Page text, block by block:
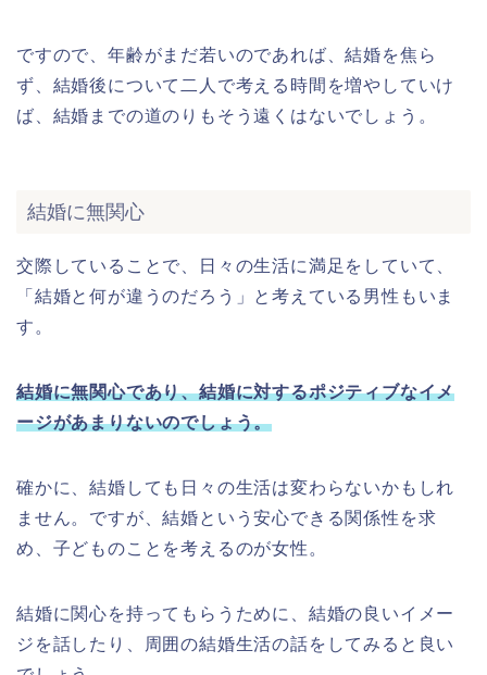
ですので、年齢がまだ若いのであれば、結婚を焦ら
ず、結婚後について二人で考える時間を増やしていけ
ば、結婚までの道のりもそう遠くはないでしょう。
結婚に無関心
交際していることで、日々の生活に満足をしていて、
「結婚と何が違うのだろう」と考えている男性もいま
す。
結婚に無関心であり、結婚に対するポジティブなイメ
ージがあまりないのでしょう。
確かに、結婚しても日々の生活は変わらないかもしれ
ません。ですが、結婚という安心できる関係性を求
め、子どものことを考えるのが女性。
結婚に関心を持ってもらうために、結婚の良いイメー
ジを話したり、周囲の結婚生活の話をしてみると良い